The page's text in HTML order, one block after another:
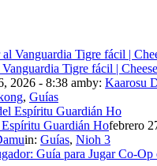
Tigre fácil | Cheese
2026 - 8:38 amby: Kaarosu
, Guías
Guardián Hofebrero
in: Guías, Nioh 3